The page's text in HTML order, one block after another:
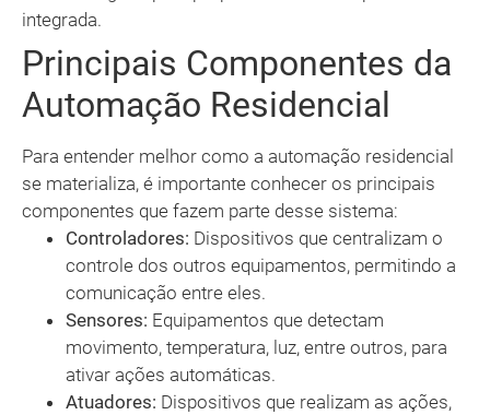
integrada.
Principais Componentes da
Automação Residencial
Para entender melhor como a automação residencial
se materializa, é importante conhecer os principais
componentes que fazem parte desse sistema:
Controladores: Dispositivos que centralizam o
controle dos outros equipamentos, permitindo a
comunicação entre eles.
Sensores: Equipamentos que detectam
movimento, temperatura, luz, entre outros, para
ativar ações automáticas.
Atuadores: Dispositivos que realizam as ações,